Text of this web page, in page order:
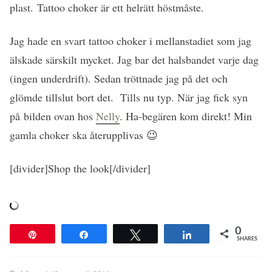
plast. Tattoo choker är ett helrätt höstmåste.
Jag hade en svart tattoo choker i mellanstadiet som jag
älskade särskilt mycket. Jag bar det halsbandet varje dag
(ingen underdrift). Sedan tröttnade jag på det och
glömde tillslut bort det. Tills nu typ. När jag fick syn
på bilden ovan hos Nelly. Ha-begären kom direkt! Min
gamla choker ska återupplivas 😉
[divider]Shop the look[/divider]
Share 0
SHARES